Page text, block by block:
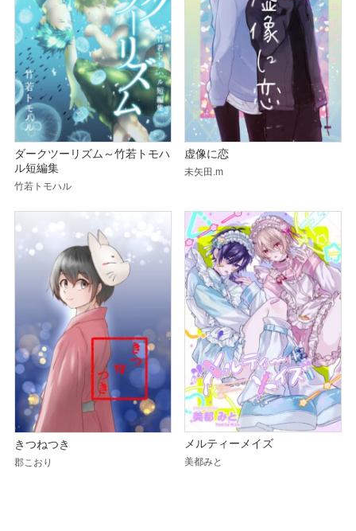
ダークツーリズム～竹若トモハ
ル短編集
竹若トモハル
虚像に恋
未矢田.m
きつねつき
郡こおり
メルティーメイズ
美都みと